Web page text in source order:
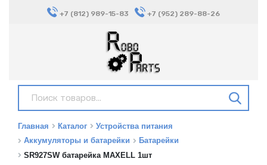
+7 (812) 989-15-83 +7 (952) 289-88-26
Главная Каталог
Устройства питания
Аккумуляторы и батарейки
Батарейки
SR927SW батарейка MAXELL 1шт